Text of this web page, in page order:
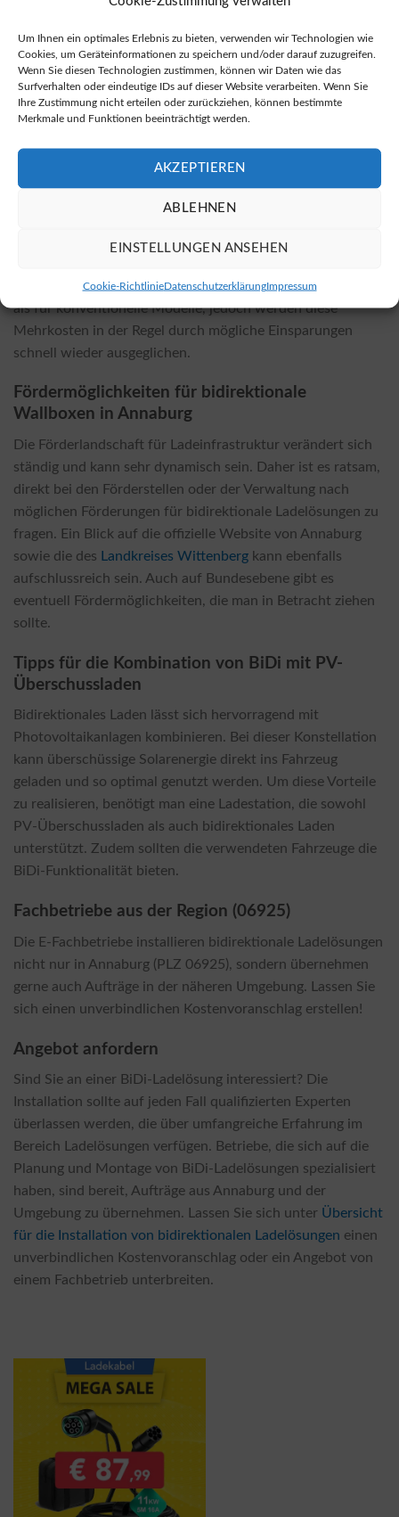
Um Ihnen ein optimales Erlebnis zu bieten, verwenden wir Technologien wie
Cookies, um Geräteinformationen zu speichern und/oder darauf zuzugreifen.
Wenn Sie diesen Technologien zustimmen, können wir Daten wie das
Surfverhalten oder eindeutige IDs auf dieser Website verarbeiten. Wenn Sie
Ihre Zustimmung nicht erteilen oder zurückziehen, können bestimmte
Merkmale und Funktionen beeinträchtigt werden.
AKZEPTIEREN
ABLEHNEN
EINSTELLUNGEN ANSEHEN
Cookie-RichtlinieDatenschutzerklärungImpressum
Preise in Online-Shops deutlich günstiger. Eine Auswahl an
bidirektionalen Wallboxen finden Sie unter Kauf von
bidirektionalen Wallboxen .
Welche Kosten müssen für die Installation
eingeplant werden?
Die Kosten für die Installation hängen vom jeweiligen
benötigte Kabellänge sowie mögliche Zusatzinstallationen
die Installationskosten für bidirektionale Wallboxen höher
als für konventionelle Modelle, jedoch werden diese
Mehrkosten in der Regel durch mögliche Einsparungen
schnell wieder ausgeglichen.
Fördermöglichkeiten für bidirektionale
Wallboxen in Annaburg
Die Förderlandschaft für Ladeinfrastruktur verändert sich
ständig und kann sehr dynamisch sein. Daher ist es ratsam,
direkt bei den Förderstellen oder der Verwaltung nach
möglichen Förderungen für bidirektionale Ladelösungen zu
fragen. Ein Blick auf die offizielle Website von Annaburg
sowie die des
Landkreises Wittenberg kann ebenfalls
aufschlussreich sein. Auch auf Bundesebene gibt es
eventuell Fördermöglichkeiten, die man in Betracht ziehen
sollte.
Tipps für die Kombination von BiDi mit PV-
Überschussladen
Bidirektionales Laden lässt sich hervorragend mit
Photovoltaikanlagen kombinieren. Bei dieser Konstellation
kann überschüssige Solarenergie direkt ins Fahrzeug
geladen und so optimal genutzt werden. Um diese Vorteile
zu realisieren, benötigt man eine Ladestation, die sowohl
PV-Überschussladen als auch bidirektionales Laden
unterstützt. Zudem sollten die verwendeten Fahrzeuge die
BiDi-Funktionalität bieten.
Fachbetriebe aus der Region (06925)
Die E-Fachbetriebe installieren bidirektionale Ladelösungen
nicht nur in Annaburg (PLZ 06925), sondern übernehmen
gerne auch Aufträge in der näheren Umgebung. Lassen Sie
sich einen unverbindlichen Kostenvoranschlag erstellen!
Angebot anfordern
Sind Sie an einer BiDi-Ladelösung interessiert? Die
Installation sollte auf jeden Fall qualifizierten Experten
überlassen werden, die über umfangreiche Erfahrung im
Bereich Ladelösungen verfügen. Betriebe, die sich auf die
Planung und Montage von BiDi-Ladelösungen spezialisiert
haben, sind bereit, Aufträge aus Annaburg und der
Umgebung zu übernehmen. Lassen Sie sich unter Übersicht
für die Installation von bidirektionalen Ladelösungen einen
unverbindlichen Kostenvoranschlag oder ein Angebot von
einem Fachbetrieb unterbreiten.